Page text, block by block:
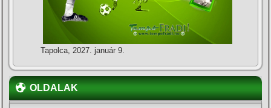
Tapolca, 2027. január 9.
OLDALAK